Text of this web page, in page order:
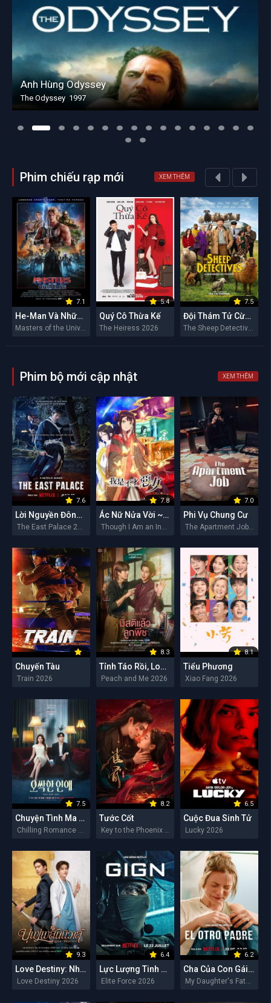
Anh Hùng Odyssey
The Odyssey 1997
Phim chiếu rạp mới XEM THÊM
7.1
He-Man Và Những Chiến Binh Vũ Trụ
Masters of the Universe 2026
5.4
Quý Cô Thừa Kế
The Heiress 2026
7.5
Đội Thám Tử Cừu: Án Mạng Lúc Nửa Đêm
The Sheep Detectives 2026
Phim bộ mới cập nhật XEM THÊM
7.6
Lời Nguyền Đông Cung
The East Palace 2026
7.8
Ác Nữ Nửa Vời ~Truyền Kì Hoán Hồn Đổi Xác~
Though I Am an Inept Villainess 2026
7.0
Phi Vụ Chung Cư
The Apartment Job 2026
Chuyến Tàu
Train 2026
8.3
Tỉnh Táo Rồi, Lookpeach
Peach and Me 2026
8.1
Tiểu Phương
Xiao Fang 2026
7.5
Chuyện Tình Ma Quái
8.2
Tước Cốt
6.5
Cuộc Đua Sinh Tử
Lucky 2026
9.3
Love Destiny: Nhân Duyên Tiền Định
Love Destiny 2026
6.4
Lực Lượng Tinh Nhuệ
Elite Force 2026
6.2
Cha Của Con Gái Tôi
My Daughter's Father 2026